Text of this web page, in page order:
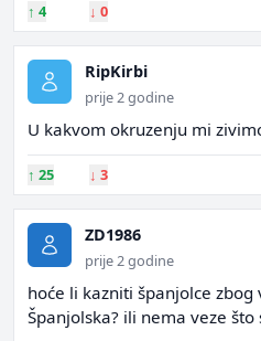
↑ 4 ↓ 0
RipKirbi
prije 2 godine
U kakvom okruzenju mi
↑ 25 ↓ 3
ZD1986
prije 2 godine
hoće li kazniti španjolce
Španjolska? ili nema veze